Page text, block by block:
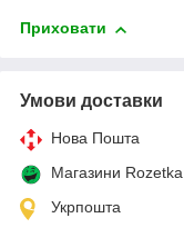
Приховати
Умови доставки
Нова Пошта
Магазини Rozetka
Укрпошта